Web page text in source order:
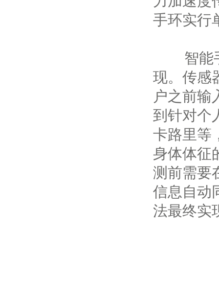
手环实行
智能
现。传感
户之前输
到针对个
卡路里等
身体体征
测前需要
信息自动
法最终实